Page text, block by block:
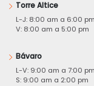
Torre Altice
L-J: 8:00 am a 6:00 pm
V: 8:00 am a 5:00 pm
Bávaro
L-V: 9:00 am a 7:00 pm
S: 9:00 am a 2:00 pm